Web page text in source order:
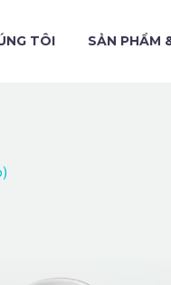
TÔI SẢN PHẨM